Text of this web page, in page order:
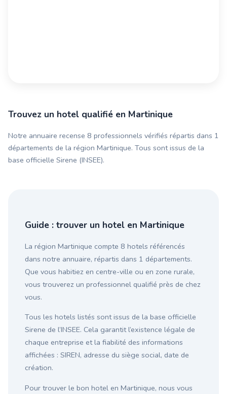
Trouvez un hotel qualifié en Martinique
Notre annuaire recense 8 professionnels vérifiés répartis dans 1
départements de la région Martinique. Tous sont issus de la
base officielle Sirene (INSEE).
Guide : trouver un hotel en Martinique
La région Martinique compte 8 hotels référencés
dans notre annuaire, répartis dans 1 départements.
Que vous habitiez en centre-ville ou en zone rurale,
vous trouverez un professionnel qualifié près de chez
vous.
Tous les hotels listés sont issus de la base officielle
Sirene de l’INSEE. Cela garantit l’existence légale de
chaque entreprise et la fiabilité des informations
affichées : SIREN, adresse du siège social, date de
création.
Pour trouver le bon hotel en Martinique, nous vous